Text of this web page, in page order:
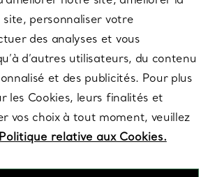
personnaliser votre
des analyses et vous
d’autres utilisateurs, du contenu
et des publicités. Pour plus
les Cookies, leurs finalités et
vos choix à tout moment, veuillez
Politique relative aux Cookies.